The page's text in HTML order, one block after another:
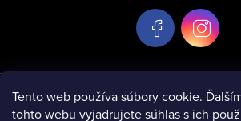
Tento web používa súbory cookie.
tohto webu vyjadrujete súhlas s ich
e
Informácie pre vás